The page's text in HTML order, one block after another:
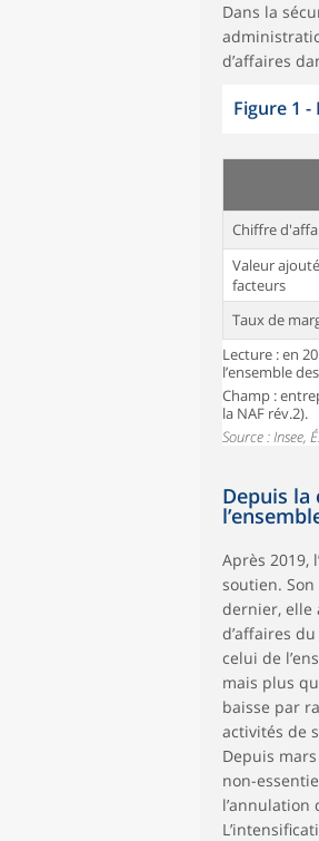
Dans la
d’affaires
Figure 1
Chiffre
Valeur
facteurs
Taux de
Lecture : en
l’ensemble
Champ :
la NAF rév.2).
Source : Insee,
Depuis la
Après 2019,
soutien.
dernier, elle
d’affaires
celui de
mais plus
baisse par
activités de
Depuis
non-